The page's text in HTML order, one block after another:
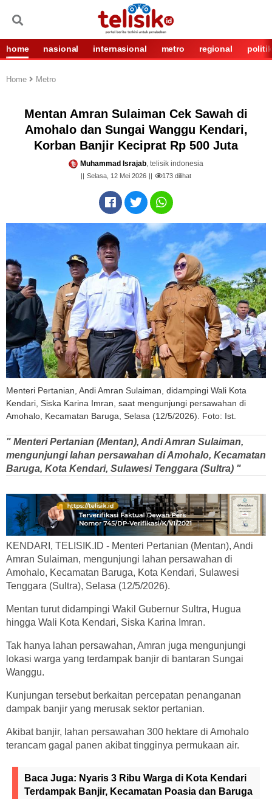
home nasional internasional metro regional politik
Home Metro
Mentan Amran Sulaiman Cek Sawah di
Amohalo dan Sungai Wanggu Kendari,
Korban Banjir Keciprat Rp 500 Juta
Muhammad Israjab, telisik indonesia
Selasa, 12 Mei 2026 173 dilihat
Menteri Pertanian, Andi Amran Sulaiman, didampingi Wali Kota
Kendari, Siska Karina Imran, saat mengunjungi persawahan di
Amohalo, Kecamatan Baruga, Selasa (12/5/2026). Foto: Ist.
" Menteri Pertanian (Mentan), Andi Amran Sulaiman,
mengunjungi lahan persawahan di Amohalo, Kecamatan
Baruga, Kota Kendari, Sulawesi Tenggara (Sultra) "
KENDARI, TELISIK.ID - Menteri Pertanian (Mentan), Andi
Amran Sulaiman, mengunjungi lahan persawahan di
Amohalo, Kecamatan Baruga, Kota Kendari, Sulawesi
Tenggara (Sultra), Selasa (12/5/2026).
Mentan turut didampingi Wakil Gubernur Sultra, Hugua
hingga Wali Kota Kendari, Siska Karina Imran.
Tak hanya lahan persawahan, Amran juga mengunjungi
lokasi warga yang terdampak banjir di bantaran Sungai
Wanggu.
Kunjungan tersebut berkaitan percepatan penanganan
dampak banjir yang merusak sektor pertanian.
Akibat banjir, lahan persawahan 300 hektare di Amohalo
terancam gagal panen akibat tingginya permukaan air.
Baca Juga: Nyaris 3 Ribu Warga di Kota Kendari
Terdampak Banjir, Kecamatan Poasia dan Baruga